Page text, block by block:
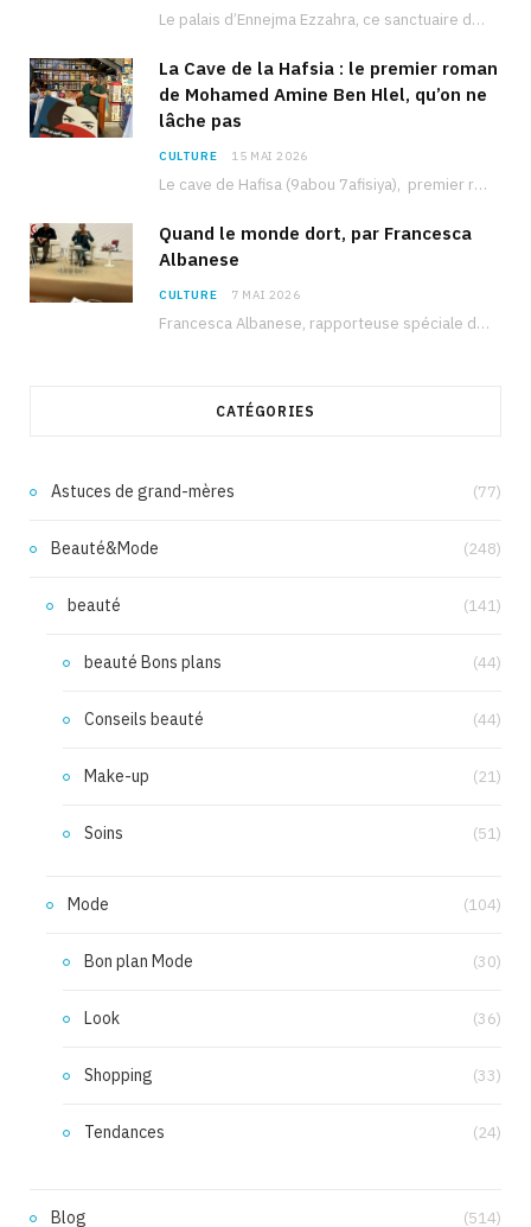
Le palais d’Ennejma Ezzahra, ce sanctuaire de la musique tunisienne et méditerranéenne construit par le…
La Cave de la Hafsia : le premier roman
de Mohamed Amine Ben Hlel, qu’on ne
lâche pas
CULTURE 15 MAI 2026
Le cave de Hafisa (9abou 7afisiya), premier roman du journaliste tunisien Mohamed Amine Ben Hlel,…
Quand le monde dort, par Francesca
Albanese
CULTURE 7 MAI 2026
Francesca Albanese, rapporteuse spéciale de l’ONU sur les territoires palestiniens occupés, était à Tunis pour…
CATÉGORIES
Astuces de grand-mères (77)
Beauté&Mode (248)
beauté (141)
beauté Bons plans (44)
Conseils beauté (44)
Make-up (21)
Soins (51)
Mode (104)
Bon plan Mode (30)
Look (36)
Shopping (33)
Tendances (24)
Blog (514)